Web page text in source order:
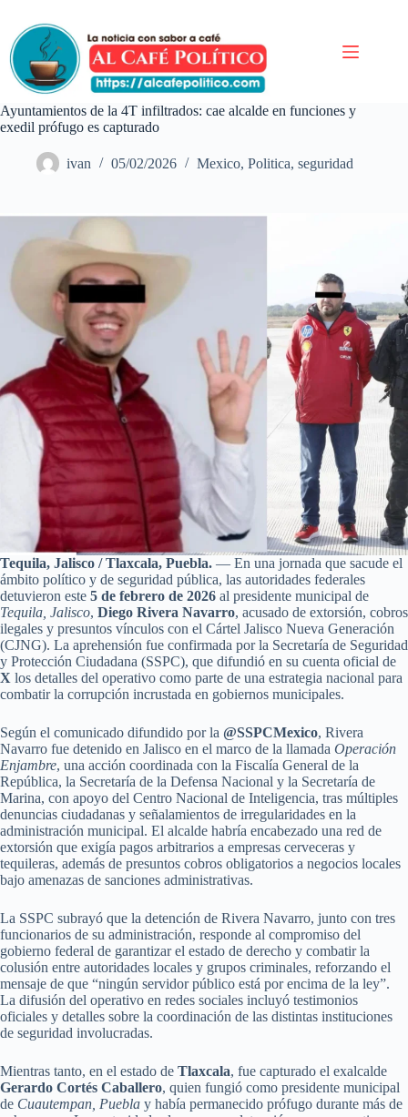
contenido
Ayuntamientos de la 4T infiltrados: cae alcalde en funciones y
exedil prófugo es capturado
ivan 05/02/2026 Mexico, Politica, seguridad
Tequila, Jalisco / Tlaxcala, Puebla. — En una jornada que sacude el
ámbito político y de seguridad pública, las autoridades federales
detuvieron este 5 de febrero de 2026 al presidente municipal de
Tequila, Jalisco, Diego Rivera Navarro, acusado de extorsión, cobros
ilegales y presuntos vínculos con el Cártel Jalisco Nueva Generación
(CJNG). La aprehensión fue confirmada por la Secretaría de Seguridad
y Protección Ciudadana (SSPC), que difundió en su cuenta oficial de
X los detalles del operativo como parte de una estrategia nacional para
combatir la corrupción incrustada en gobiernos municipales.
Según el comunicado difundido por la @SSPCMexico, Rivera
Navarro fue detenido en Jalisco en el marco de la llamada Operación
Enjambre, una acción coordinada con la Fiscalía General de la
República, la Secretaría de la Defensa Nacional y la Secretaría de
Marina, con apoyo del Centro Nacional de Inteligencia, tras múltiples
denuncias ciudadanas y señalamientos de irregularidades en la
administración municipal. El alcalde habría encabezado una red de
extorsión que exigía pagos arbitrarios a empresas cerveceras y
tequileras, además de presuntos cobros obligatorios a negocios locales
bajo amenazas de sanciones administrativas.
La SSPC subrayó que la detención de Rivera Navarro, junto con tres
funcionarios de su administración, responde al compromiso del
gobierno federal de garantizar el estado de derecho y combatir la
colusión entre autoridades locales y grupos criminales, reforzando el
mensaje de que “ningún servidor público está por encima de la ley”.
La difusión del operativo en redes sociales incluyó testimonios
oficiales y detalles sobre la coordinación de las distintas instituciones
de seguridad involucradas.
Mientras tanto, en el estado de Tlaxcala, fue capturado el exalcalde
Gerardo Cortés Caballero, quien fungió como presidente municipal
de Cuautempan, Puebla y había permanecido prófugo durante más de